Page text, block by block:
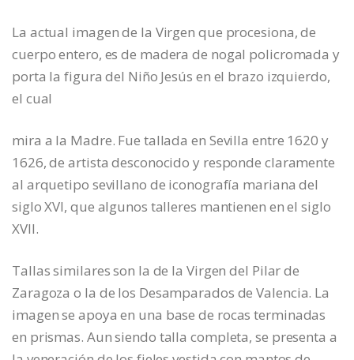
La actual imagen de la Virgen que procesiona, de
cuerpo entero, es de madera de nogal policromada y
porta la figura del Niño Jesús en el brazo izquierdo,
el cual
mira a la Madre. Fue tallada en Sevilla entre 1620 y
1626, de artista desconocido y responde claramente
al arquetipo sevillano de iconografía mariana del
siglo XVI, que algunos talleres mantienen en el siglo
XVII.
Tallas similares son la de la Virgen del Pilar de
Zaragoza o la de los Desamparados de Valencia. La
imagen se apoya en una base de rocas terminadas
en prismas. Aun siendo talla completa, se presenta a